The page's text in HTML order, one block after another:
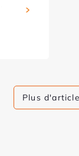
Plus